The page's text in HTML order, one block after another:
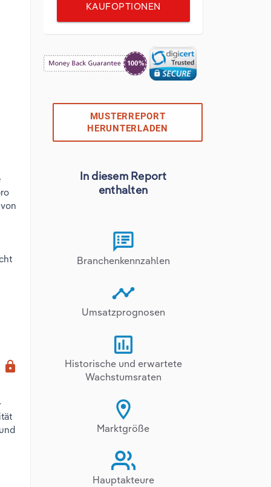
lock
KAUFOPTIONEN
MUSTERREPORT
HERUNTERLADEN
In diesem Report
enthalten
Branchenkennzahlen
Umsatzprognosen
Historische und erwartete
Wachstumsraten
Marktgröße
Hauptakteure